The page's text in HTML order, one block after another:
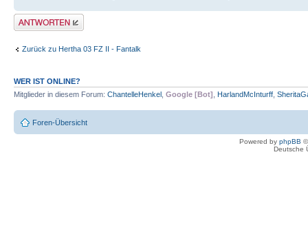
Antwort erstellen
Zurück zu Hertha 03 FZ II - Fantalk
WER IST ONLINE?
Mitglieder in diesem Forum: ChantelleHenkel Google [Bot] HarlandMcInturff
Foren-Übersicht
Powered by phpBB
Deutsche